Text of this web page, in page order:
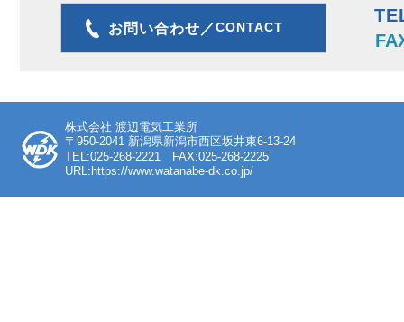
お問い合わせ／CONTACT
株式会社 渡辺電気工業所
〒950-2041 新潟県新潟市西区坂井東6-13-24
TEL:025-268-2221 FAX:025-268-2225
URL:https://www.watanabe-dk.co.jp/